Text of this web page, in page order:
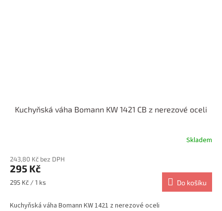
Kuchyňská váha Bomann KW 1421 CB z nerezové oceli
Skladem
243,80 Kč bez DPH
295 Kč
Měrná
295 Kč / 1 ks Do košíku
Kuchyňská váha Bomann KW 1421 z nerezové oceli